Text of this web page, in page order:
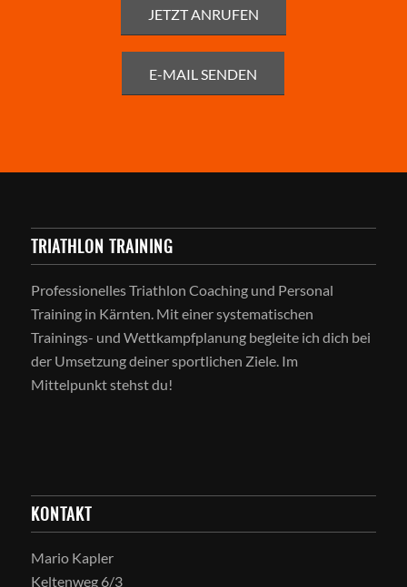
JETZT ANRUFEN
E-MAIL SENDEN
TRIATHLON TRAINING
Professionelles Triathlon Coaching und Personal
Training in Kärnten. Mit einer systematischen
Trainings- und Wettkampfplanung begleite ich dich bei
der Umsetzung deiner sportlichen Ziele. Im
Mittelpunkt stehst du!
KONTAKT
Mario Kapler
Keltenweg 6/3